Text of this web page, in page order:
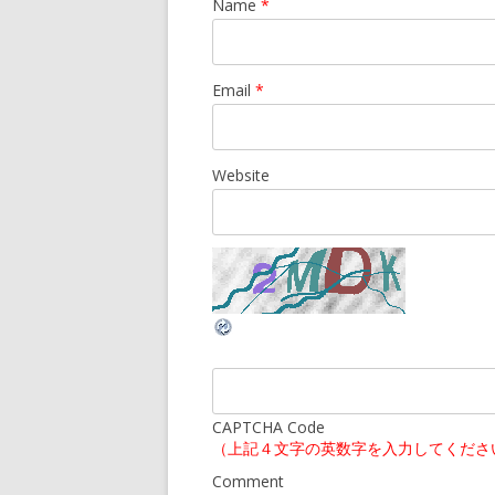
Name *
Email *
Website
CAPTCHA Code
（上記４文字の英数字を入力してくだ
Comment